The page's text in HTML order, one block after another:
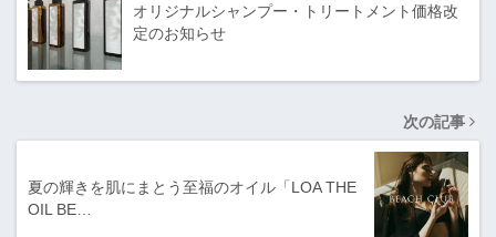
オリジナルシャンプー・トリートメント価格改
定のお知らせ
次の記事
夏の輝きを肌にまとう至福のオイル「LOA THE
OIL BE…